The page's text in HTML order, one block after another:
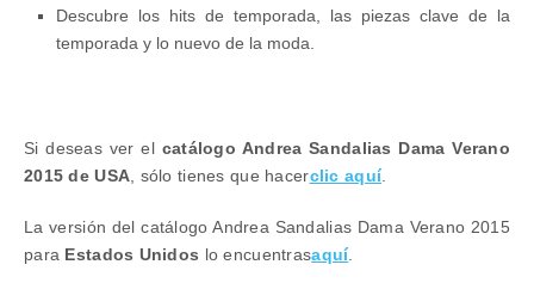
Descubre los hits de temporada, las piezas clave de la
temporada y lo nuevo de la moda.
Si deseas ver el catálogo Andrea Sandalias Dama Verano
2015 de USA , sólo tienes que hacerclic aquí.
La versión del catálogo Andrea Sandalias Dama Verano 2015
para Estados Unidos lo encuentrasaquí.